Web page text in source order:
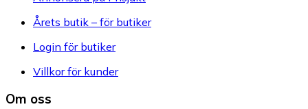
Årets butik – för butiker
Login för butiker
Villkor för kunder
Om oss